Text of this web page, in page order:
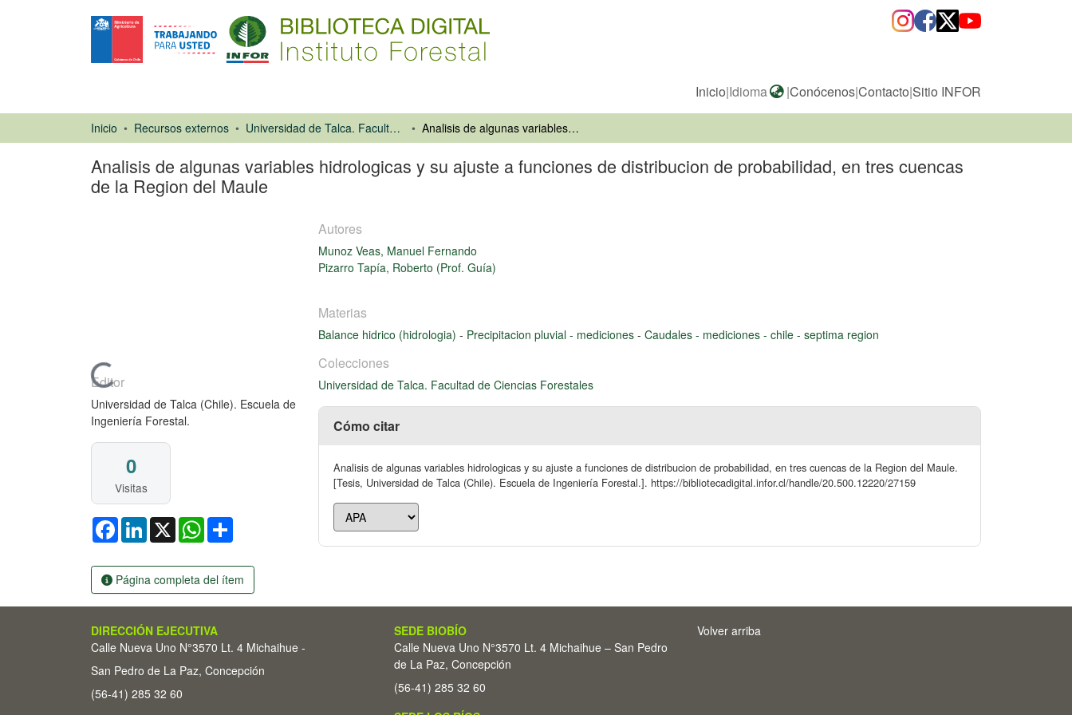
Inicio|Idioma |Conócenos|Contacto|Sitio INFOR
Inicio Recursos externos Universidad de Talca. Facultad de Ciencias Forestales Analisis de algunas variables hidrologicas y su ajuste a funciones de distribucion de probabilidad, en tres cuencas de la Region del Maule
Analisis de algunas variables hidrologicas y su ajuste a funciones de distribucion de probabilidad, en tres cuencas
de la Region del Maule
Cargando...
Editor
Universidad de Talca (Chile). Escuela de
Ingeniería Forestal.
0
Visitas
FacebookLinkedIn
X WhatsApp
Página completa del ítem
Autores
Munoz Veas, Manuel Fernando
Pizarro Tapía, Roberto (Prof. Guía)
Materias
Balance hidrico (hidrologia) - Precipitacion pluvial - mediciones - Caudales - mediciones - chile - septima region
Colecciones
Universidad de Talca. Facultad de Ciencias Forestales
Cómo citar
Analisis de algunas variables hidrologicas y su ajuste a funciones de distribucion de probabilidad, en tres cuencas de la Region del Maule.
[Tesis, Universidad de Talca (Chile). Escuela de Ingeniería Forestal.]. https://bibliotecadigital.infor.cl/handle/20.500.12220/27159
DIRECCIÓN EJECUTIVA
Calle Nueva Uno N°3570 Lt. 4 Michaihue -
San Pedro de La Paz, Concepción
(56-41) 285 32 60
SEDE BIOBÍO
Calle Nueva Uno N°3570 Lt. 4 Michaihue – San Pedro
de La Paz, Concepción
(56-41) 285 32 60
Volver arriba